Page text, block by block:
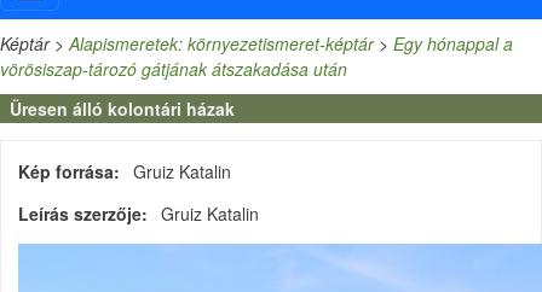
Képtár>Alapismeretek: környezetismeret-képtár> Egy hónappal a
vörösiszap-tározó gátjának átszakadása után
Üresen álló kolontári házak
Kép forrása
Gruiz Katalin
Leírás szerzője
Gruiz Katalin